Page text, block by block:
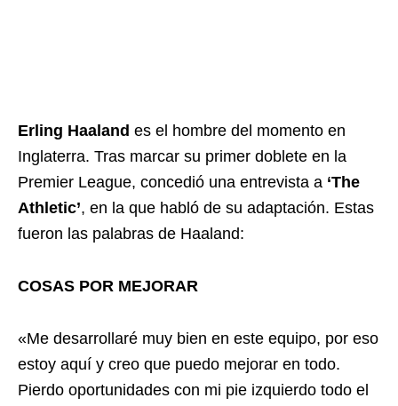
Erling Haaland es el hombre del momento en
Inglaterra. Tras marcar su primer doblete en la
Premier League, concedió una entrevista a ‘The
Athletic’, en la que habló de su adaptación. Estas
fueron las palabras de Haaland:
COSAS POR MEJORAR
«Me desarrollaré muy bien en este equipo, por eso
estoy aquí y creo que puedo mejorar en todo.
Pierdo oportunidades con mi pie izquierdo todo el